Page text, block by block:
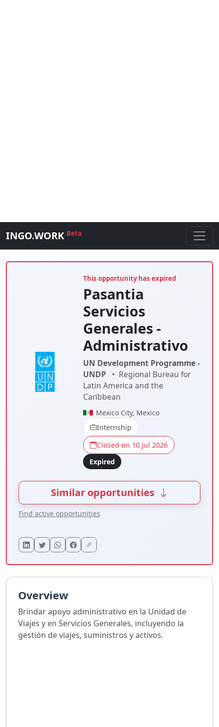
INGO.WORK Beta
This opportunity has expired
Pasantia
Servicios
Generales -
Administrativo
UN Development Programme -
UNDP
• Regional Bureau for
Latin America and the
Caribbean
Mexico City, Mexico
Internship
Closed on 10 Jul 2026
Expired
Similar opportunities
Find active opportunities
Overview
Brindar apoyo administrativo en la Unidad de
Viajes y en Servicios Generales, incluyendo la
gestión de viajes, suministros y activos.